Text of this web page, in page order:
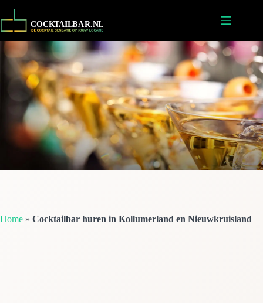
Home » Cocktailbar huren in Kollumerland en Nieuwkruisland